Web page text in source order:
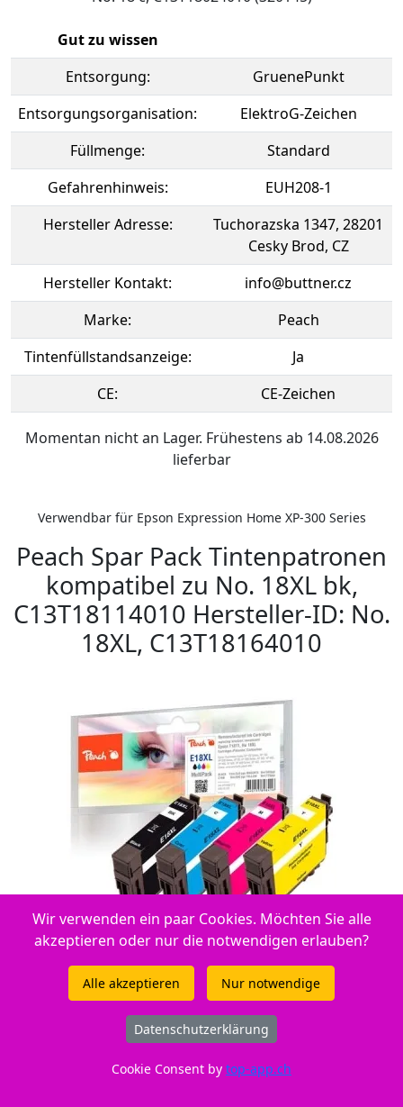
Gut zu wissen
Entsorgung:
GruenePunkt
Entsorgungsorganisation:
ElektroG-Zeichen
Füllmenge:
Standard
Gefahrenhinweis:
EUH208-1
Hersteller Adresse:
Tuchorazska 1347, 28201
Cesky Brod, CZ
Hersteller Kontakt:
info@buttner.cz
Marke:
Peach
Tintenfüllstandsanzeige:
Ja
CE:
CE-Zeichen
Momentan nicht an Lager. Frühestens ab 14.08.2026
lieferbar
Verwendbar für Epson Expression Home XP-300 Series
Peach Spar Pack Tintenpatronen
kompatibel zu No. 18XL bk,
C13T18114010 Hersteller-ID: No.
18XL, C13T18164010
Nur CHF 46,20
Wir verwenden ein paar Cookies. Möchten Sie alle
akzeptieren oder nur die notwendigen erlauben?
Alle akzeptieren Nur notwendige
Datenschutzerklärung
Cookie Consent by top-app.ch